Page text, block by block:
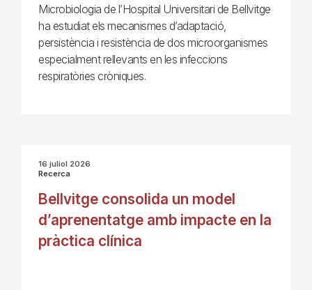
Microbiologia de l’Hospital Universitari de Bellvitge
ha estudiat els mecanismes d’adaptació,
persistència i resistència de dos microorganismes
especialment rellevants en les infeccions
respiratòries cròniques.
16 juliol 2026
Recerca
Bellvitge consolida un model
d’aprenentatge amb impacte en la
pràctica clínica